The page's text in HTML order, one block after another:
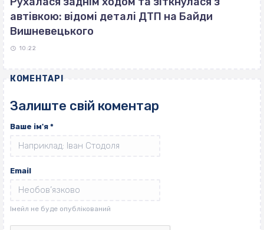
автівкою: відомі деталі ДТП на Байди
Вишневецького
10:22
КОМЕНТАРІ
Залиште свій коментар
Ваше ім'я *
Email